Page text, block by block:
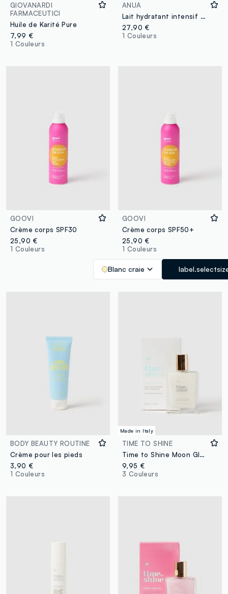
GIOVANARDI
FARMACEUTICI
Huile de Karité Pure
7,99 €
1 Couleurs
ANUA
Lait hydratant intensif Rice 70% 150 ml – Skincare coréenne
27,90 €
1 Couleurs
GOOVI
Crème corps SPF30
25,90 €
1 Couleurs
GOOVI
Crème corps SPF50+
25,90 €
1 Couleurs
Blanc craie
BODY BEAUTY ROUTINE
Crème pour les pieds
3,90 €
1 Couleurs
Made in Italy
TIME TO SHINE
Time to Shine Moon Glow dry oil spray
9,95 €
3 Couleurs